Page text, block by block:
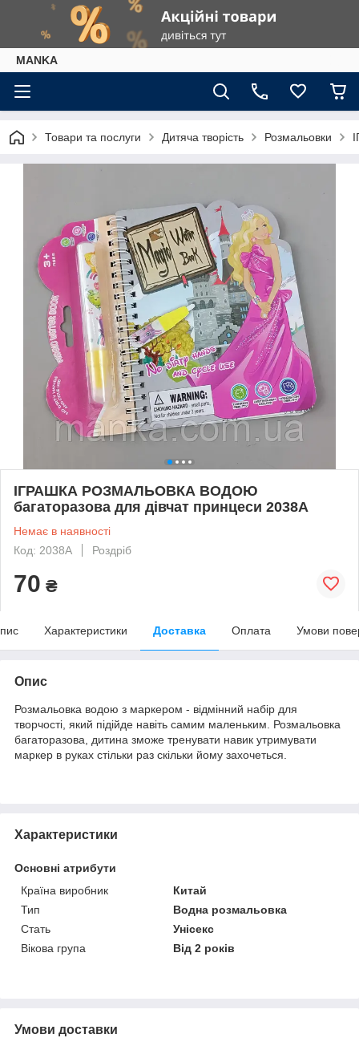
МАNKА
Товари та послуги Дитяча творість Розмальовки
ІГРАШКА РОЗМАЛЬОВКА ВОДОЮ
багаторазова для дівчат принцеси 2038А
Немає в наявності
Код: 2038А
Роздріб
70 ₴
Характеристики Доставка Оплата Умови
Опис
Розмальовка водою з маркером - відмінний набір для
творчості, який підійде навіть самим маленьким. Розмальовка
багаторазова, дитина зможе тренувати навик утримувати
маркер в руках стільки раз скільки йому захочеться.
Характеристики
Основні атрибути
Країна виробник
Китай
Тип
Водна розмальовка
Стать
Унісекс
Вікова група
Від 2 років
Умови доставки